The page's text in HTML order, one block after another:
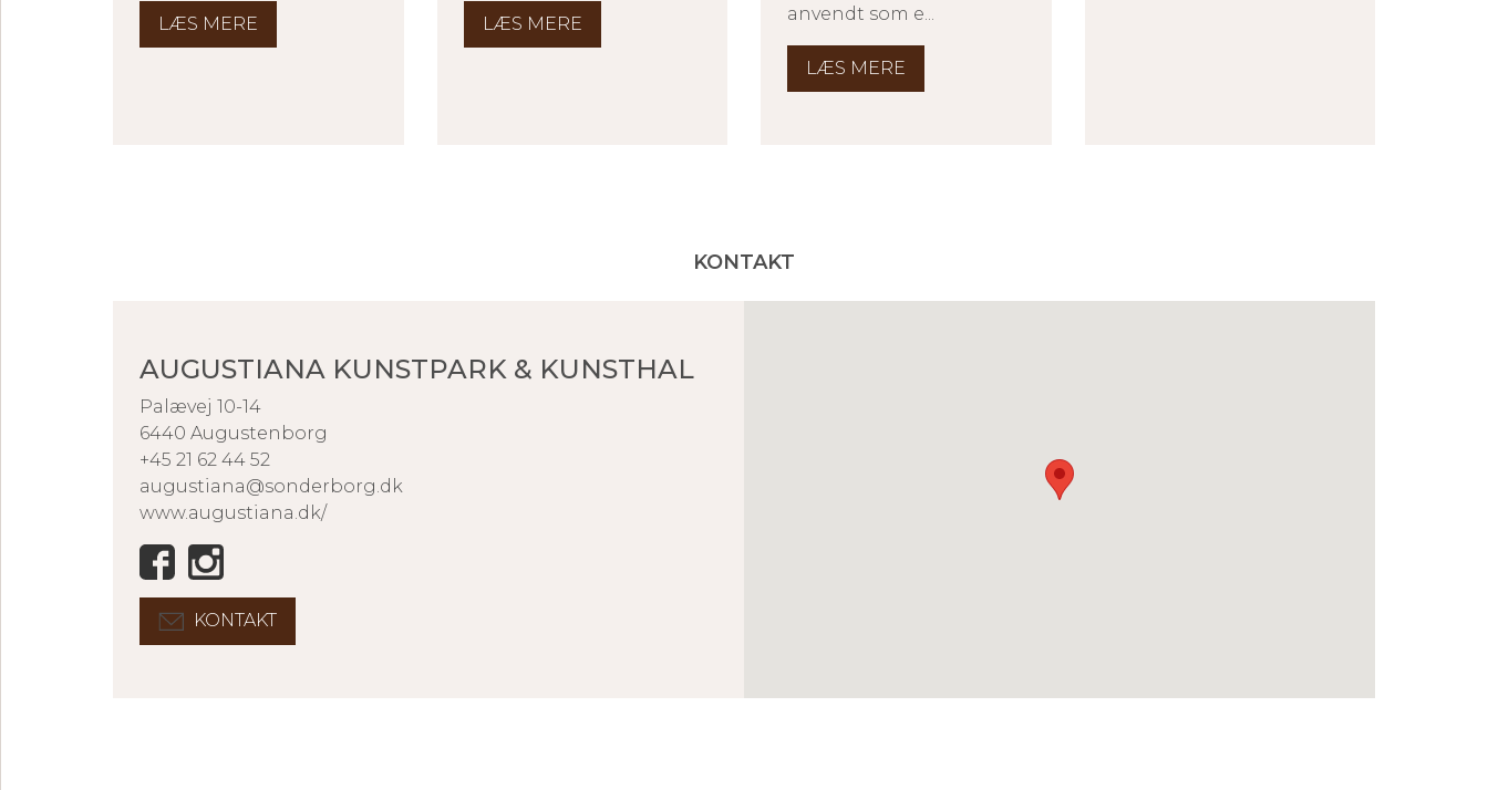
LÆS MERE LÆS MERE
anvendt som e...
LÆS MERE
KONTAKT
AUGUSTIANA KUNSTPARK & KUNSTHAL
Palævej 10-14
6440 Augustenborg
+45 21 62 44 52
augustiana@sonderborg.dk
www.augustiana.dk/
KONTAKT